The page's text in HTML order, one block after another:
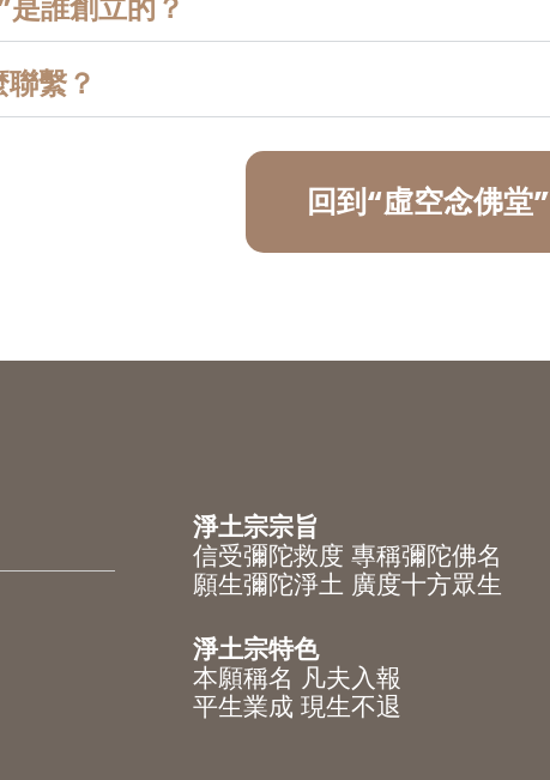
誰創立的？
繫？
回到“虛空念佛堂”
淨土宗宗旨
信受彌陀救度 專稱彌陀佛名
願生彌陀淨土 廣度十方眾生
淨土宗特色
本願稱名 凡夫入報
平生業成 現生不退